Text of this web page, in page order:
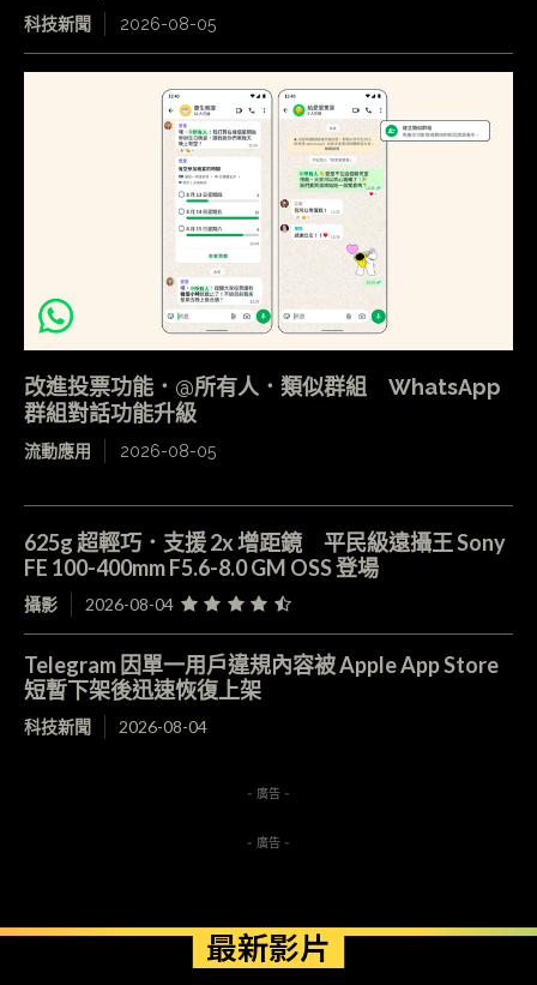
科技新聞 2026-08-05
改進投票功能．@所有人．類似群組 WhatsApp
群組對話功能升級
流動應用 2026-08-05
625g 超輕巧．支援 2x 增距鏡 平民級遠攝王 Sony
FE 100-400mm F5.6-8.0 GM OSS 登場
攝影 2026-08-04
Telegram 因單一用戶違規內容被 Apple App Store
短暫下架後迅速恢復上架
科技新聞 2026-08-04
- 廣告 -
- 廣告 -
最新影片